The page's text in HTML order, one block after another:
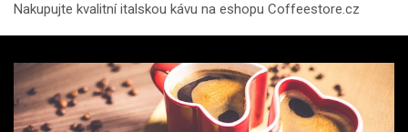
Nakupujte kvalitní italskou kávu na eshopu Coffeestore.cz